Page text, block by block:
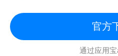
官方
通过应用